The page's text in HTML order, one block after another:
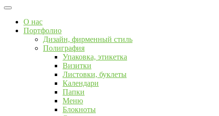
О нас
Портфолио
Дизайн, фирменный стиль
Полиграфия
Упаковка, этикетка
Визитки
Листовки, буклеты
Календари
Папки
Меню
Блокноты